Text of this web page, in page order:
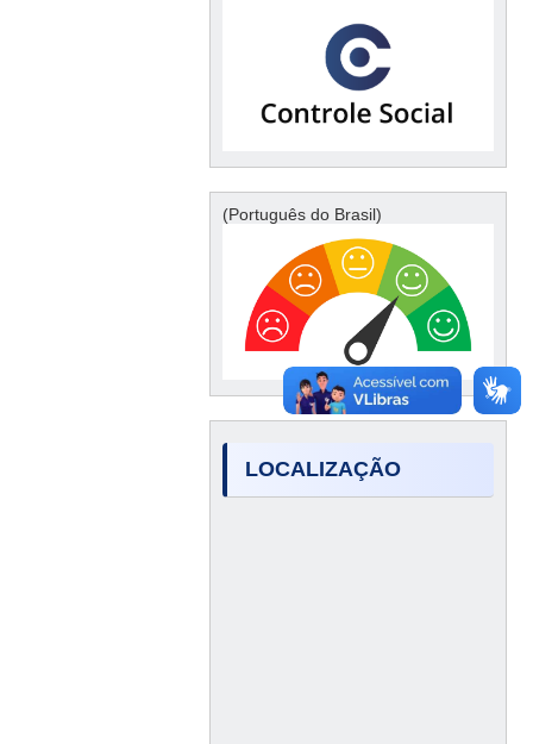
(Português do Brasil)
LOCALIZAÇÃO